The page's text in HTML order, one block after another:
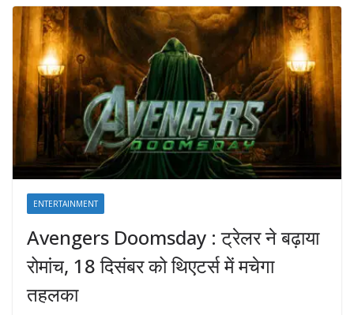
ENTERTAINMENT
Avengers Doomsday : ट्रेलर ने बढ़ाया
रोमांच, 18 दिसंबर को थिएटर्स में मचेगा
तहलका